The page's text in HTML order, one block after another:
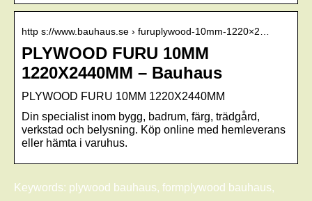
http s://www.bauhaus.se › furuplywood-10mm-1220×2…
PLYWOOD FURU 10MM
1220X2440MM – Bauhaus
PLYWOOD FURU 10MM 1220X2440MM
Din specialist inom bygg, badrum, färg, trädgård,
verkstad och belysning. Köp online med hemleverans
eller hämta i varuhus.
Keywords: plywood bauhaus, formplywood bauhaus,